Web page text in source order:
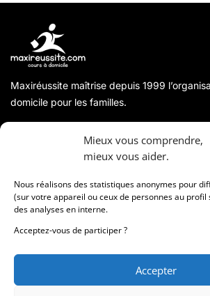
Mieux vous comprendre,
mieux vous aider.
Nous réalisons des statistiques anonymes pour
(sur votre appareil ou ceux de personnes au
des analyses en interne.
Acceptez-vous de participer ?
Accepter
Maxiréussite maîtrise depuis 1999
domicile pour les familles.
Coordonnées